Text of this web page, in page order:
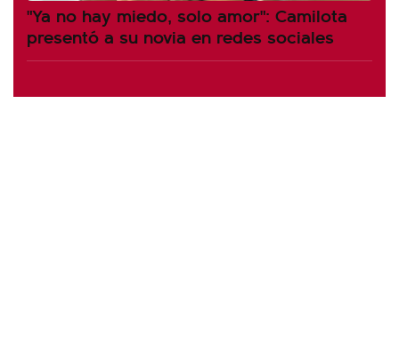
"Ya no hay miedo, solo amor": Camilota
presentó a su novia en redes sociales